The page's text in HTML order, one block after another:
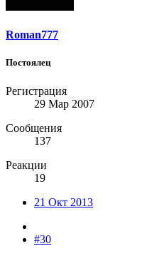
Roman777
Постоялец
Регистрация
29 Мар 2007
Сообщения
137
Реакции
19
21 Окт 2013
#30